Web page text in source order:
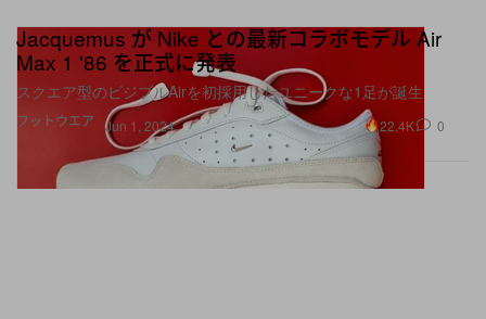
フットウエア
Jacquemus が Nike との最新コラボモデル Air
Max 1 '86 を正式に発表
スクエア型のビジブルAirを初採用したユニークな1足が誕生
Jun 1, 2024 22.4K 0